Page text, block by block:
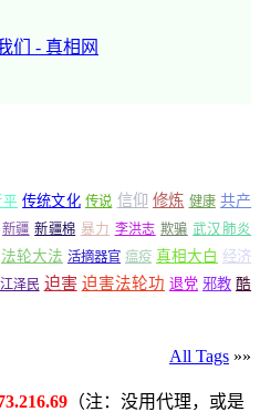
们 - 真相网
平 传统文化 传说 信仰 修炼 健康 共产
新疆 新疆棉 暴力 李洪志 欺骗 武汉肺炎
法轮大法 活摘器官 瘟疫 真相大白 经济
泽民 迫害 迫害法轮功 退党 邪教 酷
All Tags »»
（注：没用代理，或是